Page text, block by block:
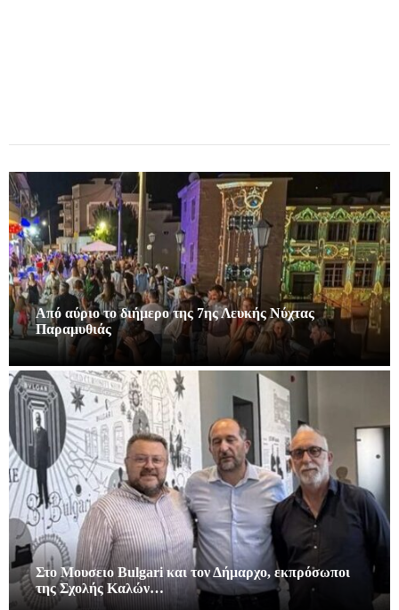
Από αύριο το διήμερο της 7ης Λευκής Νύχτας
Παραμυθιάς
Στο Μουσειο Bulgari και τον Δήμαρχο, εκπρόσωποι
της Σχολής Καλών…